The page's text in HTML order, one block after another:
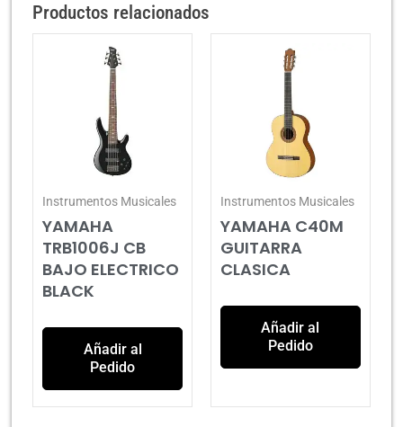
Productos relacionados
Instrumentos Musicales
YAMAHA
TRB1006J CB
BAJO ELECTRICO
BLACK
Añadir al
Pedido
Instrumentos Musicales
YAMAHA C40M
GUITARRA
CLASICA
Añadir al
Pedido